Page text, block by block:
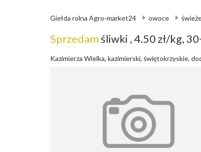
Giełda rolna Agro-market24 owoce
Sprzedamśliwki , 4.50 zł/kg,
Kazimierza Wielka, kazimierski, świętokrzyskie,